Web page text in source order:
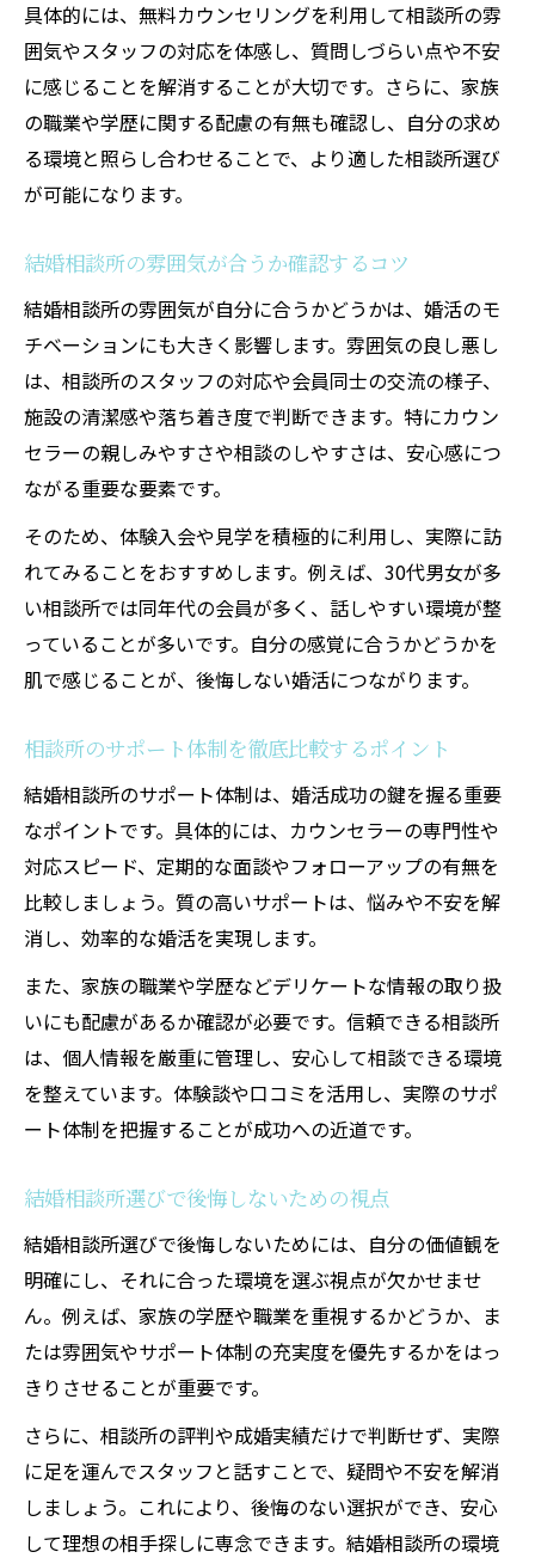
具体的には、無料カウンセリングを利用して相談所の雰
囲気やスタッフの対応を体感し、質問しづらい点や不安
に感じることを解消することが大切です。さらに、家族
の職業や学歴に関する配慮の有無も確認し、自分の求め
る環境と照らし合わせることで、より適した相談所選び
が可能になります。
結婚相談所の雰囲気が合うか確認するコツ
結婚相談所の雰囲気が自分に合うかどうかは、婚活のモ
チベーションにも大きく影響します。雰囲気の良し悪し
は、相談所のスタッフの対応や会員同士の交流の様子、
施設の清潔感や落ち着き度で判断できます。特にカウン
セラーの親しみやすさや相談のしやすさは、安心感につ
ながる重要な要素です。
そのため、体験入会や見学を積極的に利用し、実際に訪
れてみることをおすすめします。例えば、30代男女が多
い相談所では同年代の会員が多く、話しやすい環境が整
っていることが多いです。自分の感覚に合うかどうかを
肌で感じることが、後悔しない婚活につながります。
相談所のサポート体制を徹底比較するポイント
結婚相談所のサポート体制は、婚活成功の鍵を握る重要
なポイントです。具体的には、カウンセラーの専門性や
対応スピード、定期的な面談やフォローアップの有無を
比較しましょう。質の高いサポートは、悩みや不安を解
消し、効率的な婚活を実現します。
また、家族の職業や学歴などデリケートな情報の取り扱
いにも配慮があるか確認が必要です。信頼できる相談所
は、個人情報を厳重に管理し、安心して相談できる環境
を整えています。体験談や口コミを活用し、実際のサポ
ート体制を把握することが成功への近道です。
結婚相談所選びで後悔しないための視点
結婚相談所選びで後悔しないためには、自分の価値観を
明確にし、それに合った環境を選ぶ視点が欠かせませ
ん。例えば、家族の学歴や職業を重視するかどうか、ま
たは雰囲気やサポート体制の充実度を優先するかをはっ
きりさせることが重要です。
さらに、相談所の評判や成婚実績だけで判断せず、実際
に足を運んでスタッフと話すことで、疑問や不安を解消
しましょう。これにより、後悔のない選択ができ、安心
して理想の相手探しに専念できます。結婚相談所の環境